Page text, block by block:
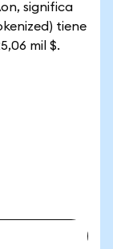
significa
tiene
mil $.